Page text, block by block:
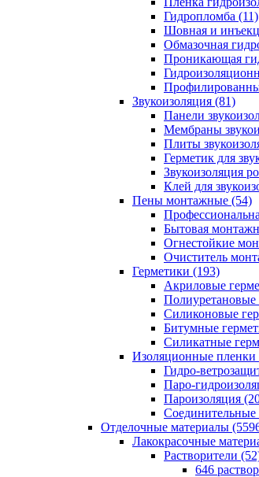
Гидропломба (11)
Шовная и
Обмазочная
Проникающая
Звукоизоляция (81)
Панели
Мембраны
Плиты
Герметик для
Звукоизоляция
Клей для
Пены монтажные (54)
Бытовая
Огнестойкие
Очиститель
Герметики (193)
Акриловые
Полиуретановые
Силиконовые
Битумные
Силикатные
Изоляционные пленки
Гидро-
Паро-
Пароизоляция
Соединительные
Отделочные материалы
Лакокрасочные
Растворители
646